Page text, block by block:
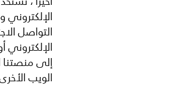
التواصل
إلى منصتنا
الويب